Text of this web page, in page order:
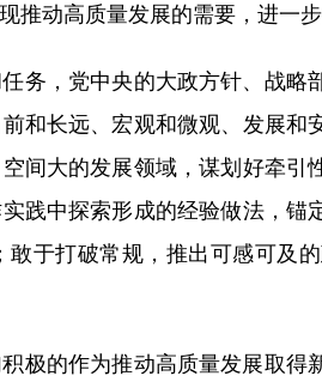
推动高质量发展的需要，进一步
，党中央的大政方针、战略
和长远、宏观和微观、发展
间大的发展领域，谋划好牵引
践中探索形成的经验做法，
于打破常规，推出可感可及
的作为推动高质量发展取得